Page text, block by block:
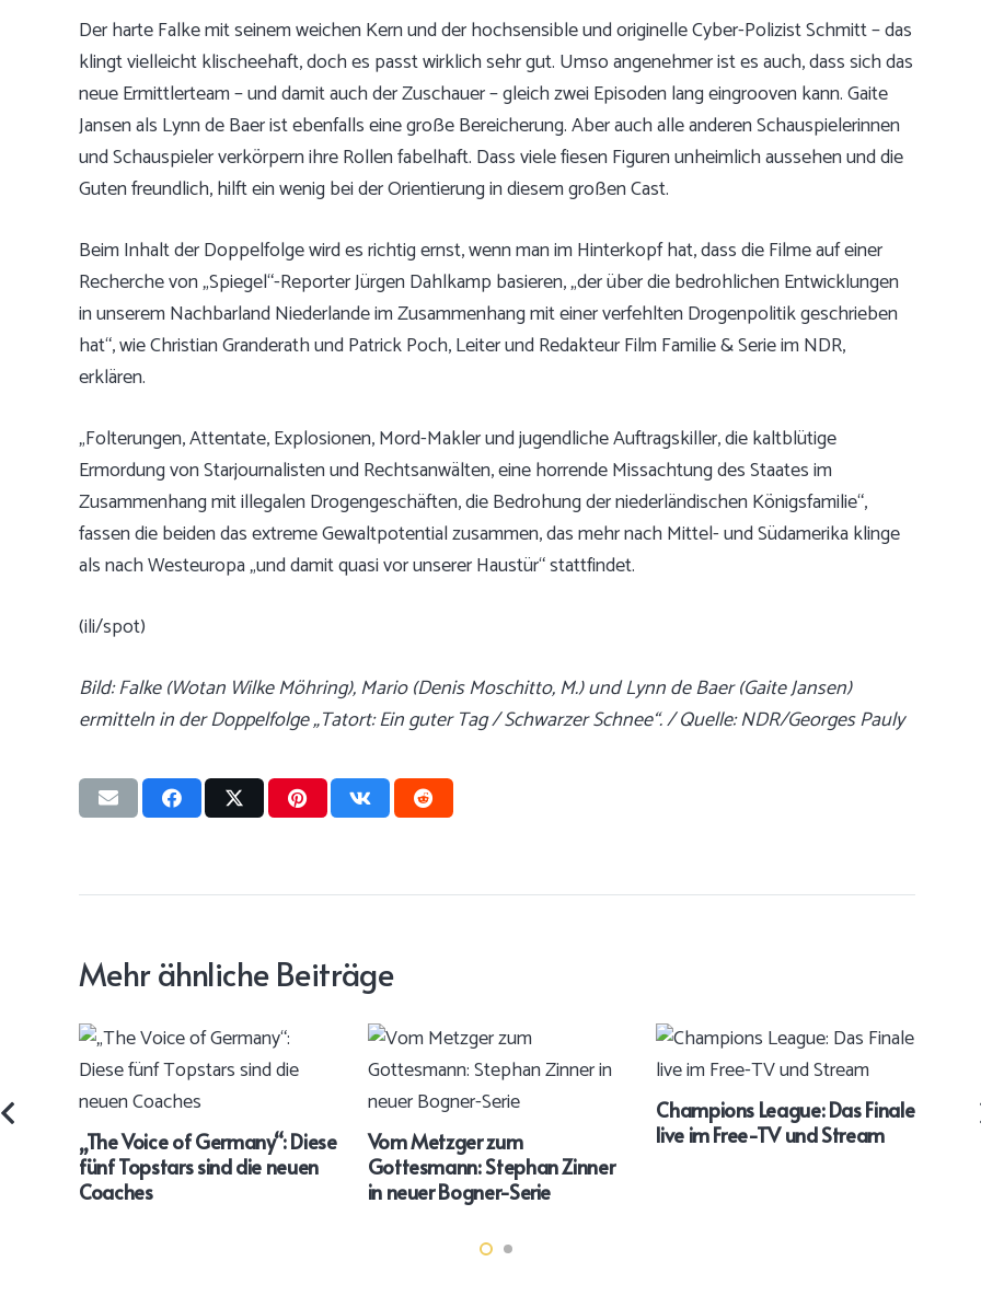
Der harte Falke mit seinem weichen Kern und der hochsensible und originelle Cyber-Polizist Schmitt – das
klingt vielleicht klischeehaft, doch es passt wirklich sehr gut. Umso angenehmer ist es auch, dass sich das
neue Ermittlerteam – und damit auch der Zuschauer – gleich zwei Episoden lang eingrooven kann. Gaite
Jansen als Lynn de Baer ist ebenfalls eine große Bereicherung. Aber auch alle anderen Schauspielerinnen
und Schauspieler verkörpern ihre Rollen fabelhaft. Dass viele fiesen Figuren unheimlich aussehen und die
Guten freundlich, hilft ein wenig bei der Orientierung in diesem großen Cast.
Beim Inhalt der Doppelfolge wird es richtig ernst, wenn man im Hinterkopf hat, dass die Filme auf einer
Recherche von „Spiegel“-Reporter Jürgen Dahlkamp basieren, „der über die bedrohlichen Entwicklungen
in unserem Nachbarland Niederlande im Zusammenhang mit einer verfehlten Drogenpolitik geschrieben
hat“, wie Christian Granderath und Patrick Poch, Leiter und Redakteur Film Familie & Serie im NDR,
erklären.
„Folterungen, Attentate, Explosionen, Mord-Makler und jugendliche Auftragskiller, die kaltblütige
Ermordung von Starjournalisten und Rechtsanwälten, eine horrende Missachtung des Staates im
Zusammenhang mit illegalen Drogengeschäften, die Bedrohung der niederländischen Königsfamilie“,
fassen die beiden das extreme Gewaltpotential zusammen, das mehr nach Mittel- und Südamerika klinge
als nach Westeuropa „und damit quasi vor unserer Haustür“ stattfindet.
(ili/spot)
Bild: Falke (Wotan Wilke Möhring), Mario (Denis Moschitto, M.) und Lynn de Baer (Gaite Jansen)
ermitteln in der Doppelfolge „Tatort: Ein guter Tag / Schwarzer Schnee“. / Quelle: NDR/Georges Pauly
Mehr ähnliche Beiträge
„The Voice of Germany“: Diese
fünf Topstars sind die neuen
Coaches
Vom Metzger zum
Gottesmann: Stephan Zinner
in neuer Bogner-Serie
Champions League: Das Finale
live im Free-TV und Stream